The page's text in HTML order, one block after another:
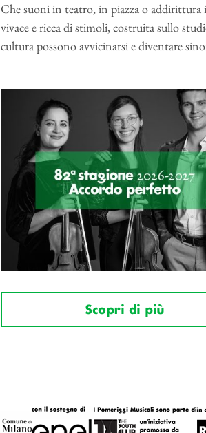
Che suoni in teatro, in piazza o addirittura
vivace e ricca di stimoli, costruita sullo
cultura possono avvicinarsi e diventare
Scopri di più